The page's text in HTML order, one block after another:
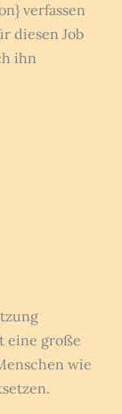
verfassen
diesen Job
ihn
eine große
wie